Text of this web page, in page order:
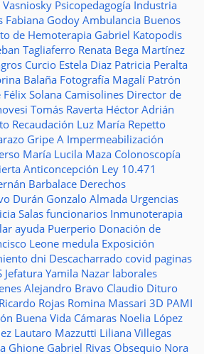
Vasniosky Psicopedagogía Industria
Fabiana Godoy Ambulancia Buenos
de Hemoterapia Gabriel Katopodis
Tagliaferro Renata Bega Martínez
Curcio Estela Diaz Patricia Peralta
Balaña Fotografía Magalí Patrón
Félix Solana Camisolines Director de
Tomás Raverta Héctor Adrián
Recaudación Luz María Repetto
Gripe A Impermeabilización
María Lucila Maza Colonoscopía
Anticoncepción Ley 10.471
Barbalace Derechos
Durán Gonzalo Almada Urgencias
Salas funcionarios Inmunoterapia
ayuda Puerperio Donación de
Leone medula Exposición
dni Descacharrado covid paginas
Jefatura Yamila Nazar laborales
Alejandro Bravo Claudio Dituro
Rojas Romina Massari 3D PAMI
Buena Vida Cámaras Noelia López
Lautaro Mazzutti Liliana Villegas
Ghione Gabriel Rivas Obsequio Nora